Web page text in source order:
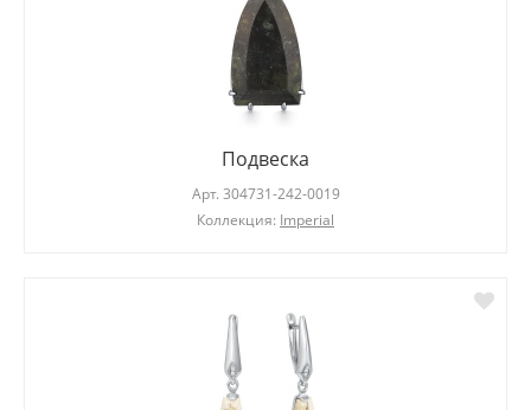
Подвеска
Арт. 304731-242-0019
Коллекция: Imperial